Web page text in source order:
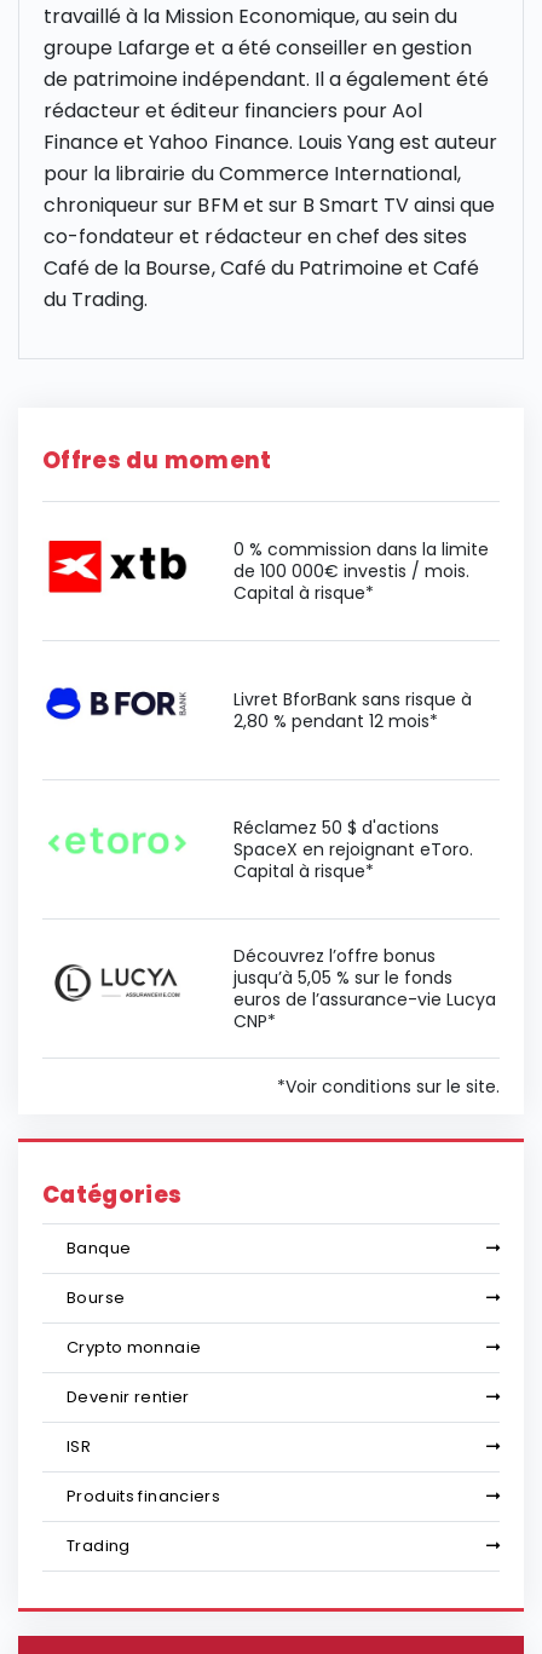
travaillé à la Mission Economique, au sein du
groupe Lafarge et a été conseiller en gestion
de patrimoine indépendant. Il a également été
rédacteur et éditeur financiers pour Aol
Finance et Yahoo Finance. Louis Yang est auteur
pour la librairie du Commerce International,
chroniqueur sur BFM et sur B Smart TV ainsi que
co-fondateur et rédacteur en chef des sites
Café de la Bourse, Café du Patrimoine et Café
du Trading.
Offres du moment
0 % commission dans la limite
de 100 000€ investis / mois.
Capital à risque*
Livret BforBank sans risque à
2,80 % pendant 12 mois*
Réclamez 50 $ d'actions
SpaceX en rejoignant eToro.
Capital à risque*
Découvrez l’offre bonus
jusqu’à 5,05 % sur le fonds
euros de l’assurance-vie Lucya
CNP*
*Voir conditions sur le site.
Catégories
Banque
Bourse
Crypto monnaie
Devenir rentier
ISR
Produits financiers
Trading